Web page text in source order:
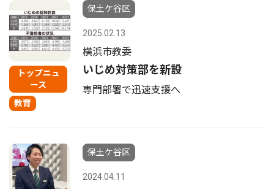
トップニュ
ース
教育
保土ケ谷区
2025.02.13
横浜市教委
いじめ対策部を新設
専門部署で迅速支援へ
保土ケ谷区
2024.04.11